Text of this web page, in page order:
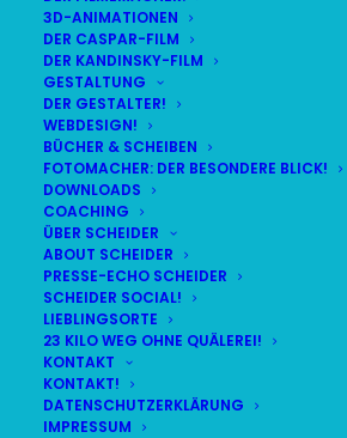
3D-ANIMATIONEN
DER CASPAR-FILM
DER KANDINSKY-FILM
GESTALTUNG
DER GESTALTER!
WEBDESIGN!
BÜCHER & SCHEIBEN
FOTOMACHER: DER BESONDERE BLICK!
DOWNLOADS
COACHING
ÜBER SCHEIDER
ABOUT SCHEIDER
PRESSE-ECHO SCHEIDER
SCHEIDER SOCIAL!
LIEBLINGSORTE
23 KILO WEG OHNE QUÄLEREI!
KONTAKT
KONTAKT!
DATENSCHUTZERKLÄRUNG
IMPRESSUM
© STEFAN SCHEIDER
LIVE(alle Termine
DEMNÄCHST:
SO
09
AUG
BR24 | 18.30 UHR
BR MÜNCHEN FREIMANN
HAUPTMENÜ